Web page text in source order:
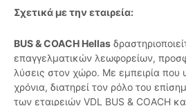
Σχετικά με την εταιρεία:
BUS & COACH Hellas
επαγγελματικών λεωφορείων,
λύσεις στον χώρο. Με εμπειρία που
χρόνια, διατηρεί τον ρόλο του
των εταιρειών VDL BUS & COACH